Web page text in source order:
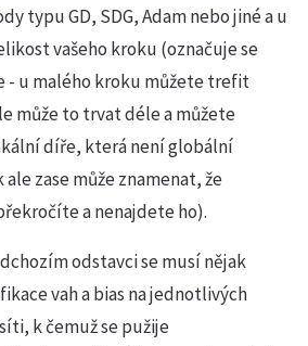
typu GD, SDG, Adam nebo jiné a u
vašeho kroku (označuje se
- u malého kroku můžete trefit
může to trvat déle a můžete
díře, která není globální
zase může znamenat, že
a nenajdete ho).
odstavci se musí nějak
vah a bias na jednotlivých
k čemuž se pužije